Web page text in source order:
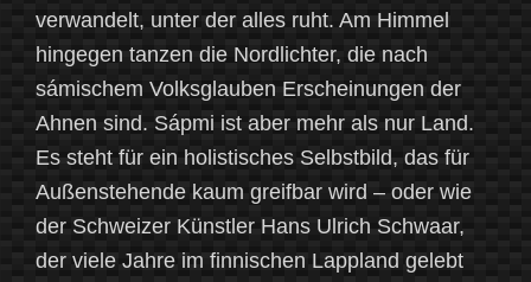
verwandelt, unter der alles ruht. Am Himmel
hingegen tanzen die Nordlichter, die nach
sámischem Volksglauben Erscheinungen der
Ahnen sind. Sápmi ist aber mehr als nur Land.
Es steht für ein holistisches Selbstbild, das für
Außenstehende kaum greifbar wird – oder wie
der Schweizer Künstler Hans Ulrich Schwaar,
der viele Jahre im finnischen Lappland gelebt